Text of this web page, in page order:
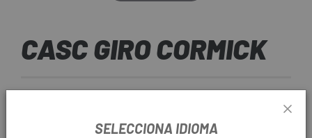
CASC GIRO CORMICK
SELECCIONA IDIOMA